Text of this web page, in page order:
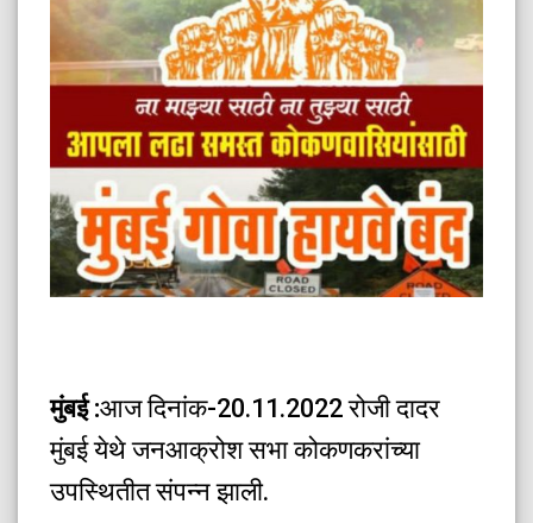
मुंबई :आज दिनांक-20.11.2022 रोजी दादर
मुंबई येथे जनआक्रोश सभा कोकणकरांच्या
उपस्थितीत संपन्न झाली.